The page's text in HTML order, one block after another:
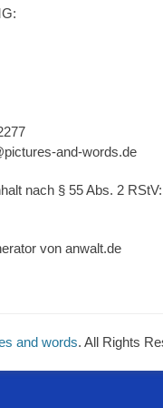
and-words.de
nach § 55 Abs. 2 RStV:
von anwalt.de
and words. All Rights